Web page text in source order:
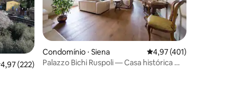
de uma avaliação média de 5, 222 avaliações
4,97 (222)
Condomínio ⋅ Siena 4,97 de uma avaliação
4,97 (401)
Palazzo Bichi Ruspoli — Casa histórica —